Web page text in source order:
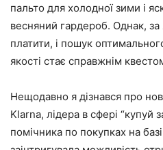
пальто для холодної зими і
весняний гардероб. Однак, за
платити, і пошук
якості стає справжнім
Нещодавно я дізнався про
Klarna, лідера в сфері “купуй
помічника по покупках на